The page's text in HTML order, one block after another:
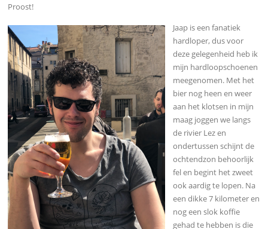
Proost!
Jaap is een fanatiek
hardloper, dus voor
deze gelegenheid heb ik
mijn hardloopschoenen
meegenomen. Met het
bier nog heen en weer
aan het klotsen in mijn
maag joggen we langs
de rivier Lez en
ondertussen schijnt de
ochtendzon behoorlijk
fel en begint het zweet
ook aardig te lopen. Na
een dikke 7 kilometer en
nog een slok koffie
gehad te hebben is die